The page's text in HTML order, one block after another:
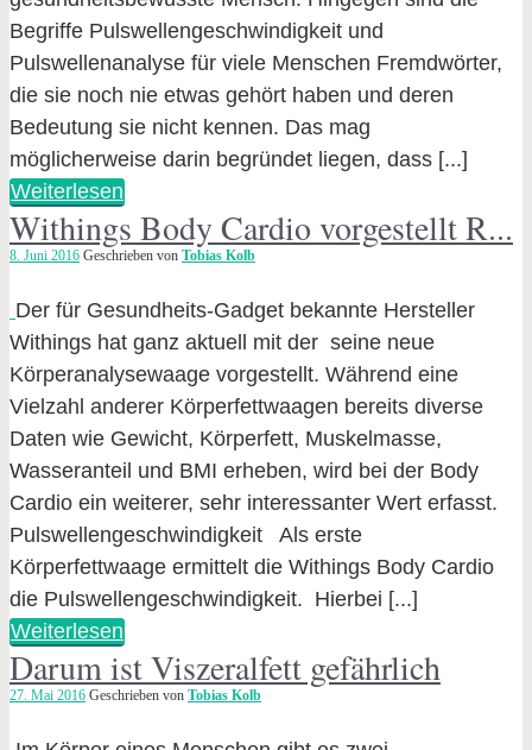
Begriffe Pulswellengeschwindigkeit und
Pulswellenanalyse für viele Menschen Fremdwörter,
die sie noch nie etwas gehört haben und deren
Bedeutung sie nicht kennen. Das mag
möglicherweise darin begründet liegen, dass [...]
Weiterlesen
Withings Body Cardio vorgestellt R...
8. Juni 2016 Geschrieben von Tobias Kolb
Der für Gesundheits-Gadget bekannte Hersteller
Withings hat ganz aktuell mit der seine neue
Körperanalysewaage vorgestellt. Während eine
Vielzahl anderer Körperfettwaagen bereits diverse
Daten wie Gewicht, Körperfett, Muskelmasse,
Wasseranteil und BMI erheben, wird bei der Body
Cardio ein weiterer, sehr interessanter Wert erfasst.
Pulswellengeschwindigkeit Als erste
Körperfettwaage ermittelt die Withings Body Cardio
die Pulswellengeschwindigkeit. Hierbei [...]
Weiterlesen
Darum ist Viszeralfett gefährlich
27. Mai 2016 Geschrieben von Tobias Kolb